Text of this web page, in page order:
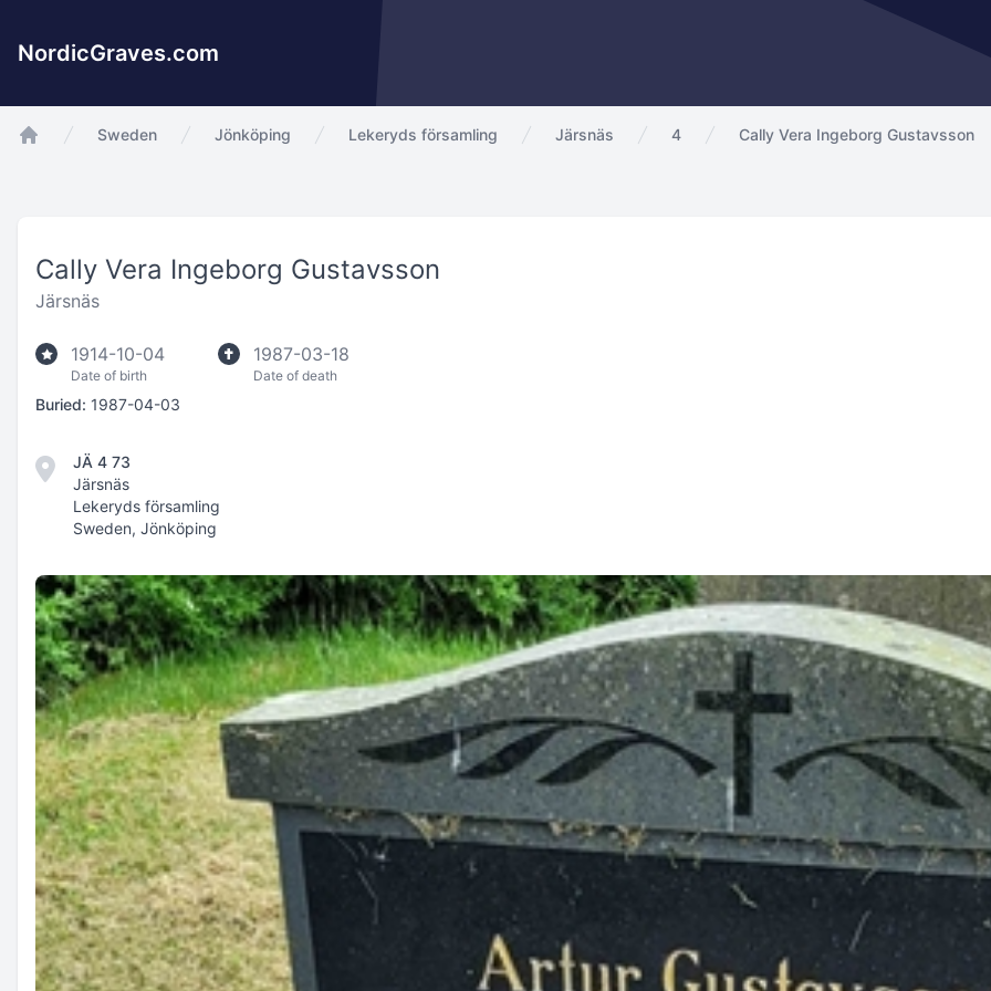
NordicGraves.com
Sweden Jönköping Lekeryds församling Järsnäs 4 Cally Vera Ingeborg Gustavsson
Cally Vera Ingeborg Gustavsson
Järsnäs
1914-10-04
Date of birth
1987-03-18
Date of death
Buried: 1987-04-03
JÄ 4 73
Järsnäs
Lekeryds församling
Sweden, Jönköping